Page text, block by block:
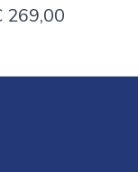
269,00